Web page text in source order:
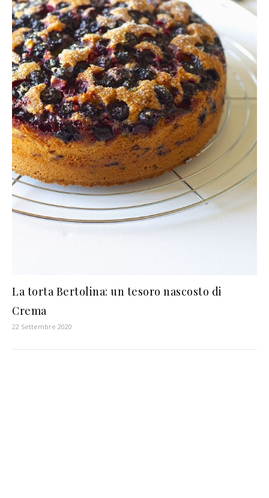
La torta Bertolina: un tesoro nascosto di
Crema
22 Settembre 2020